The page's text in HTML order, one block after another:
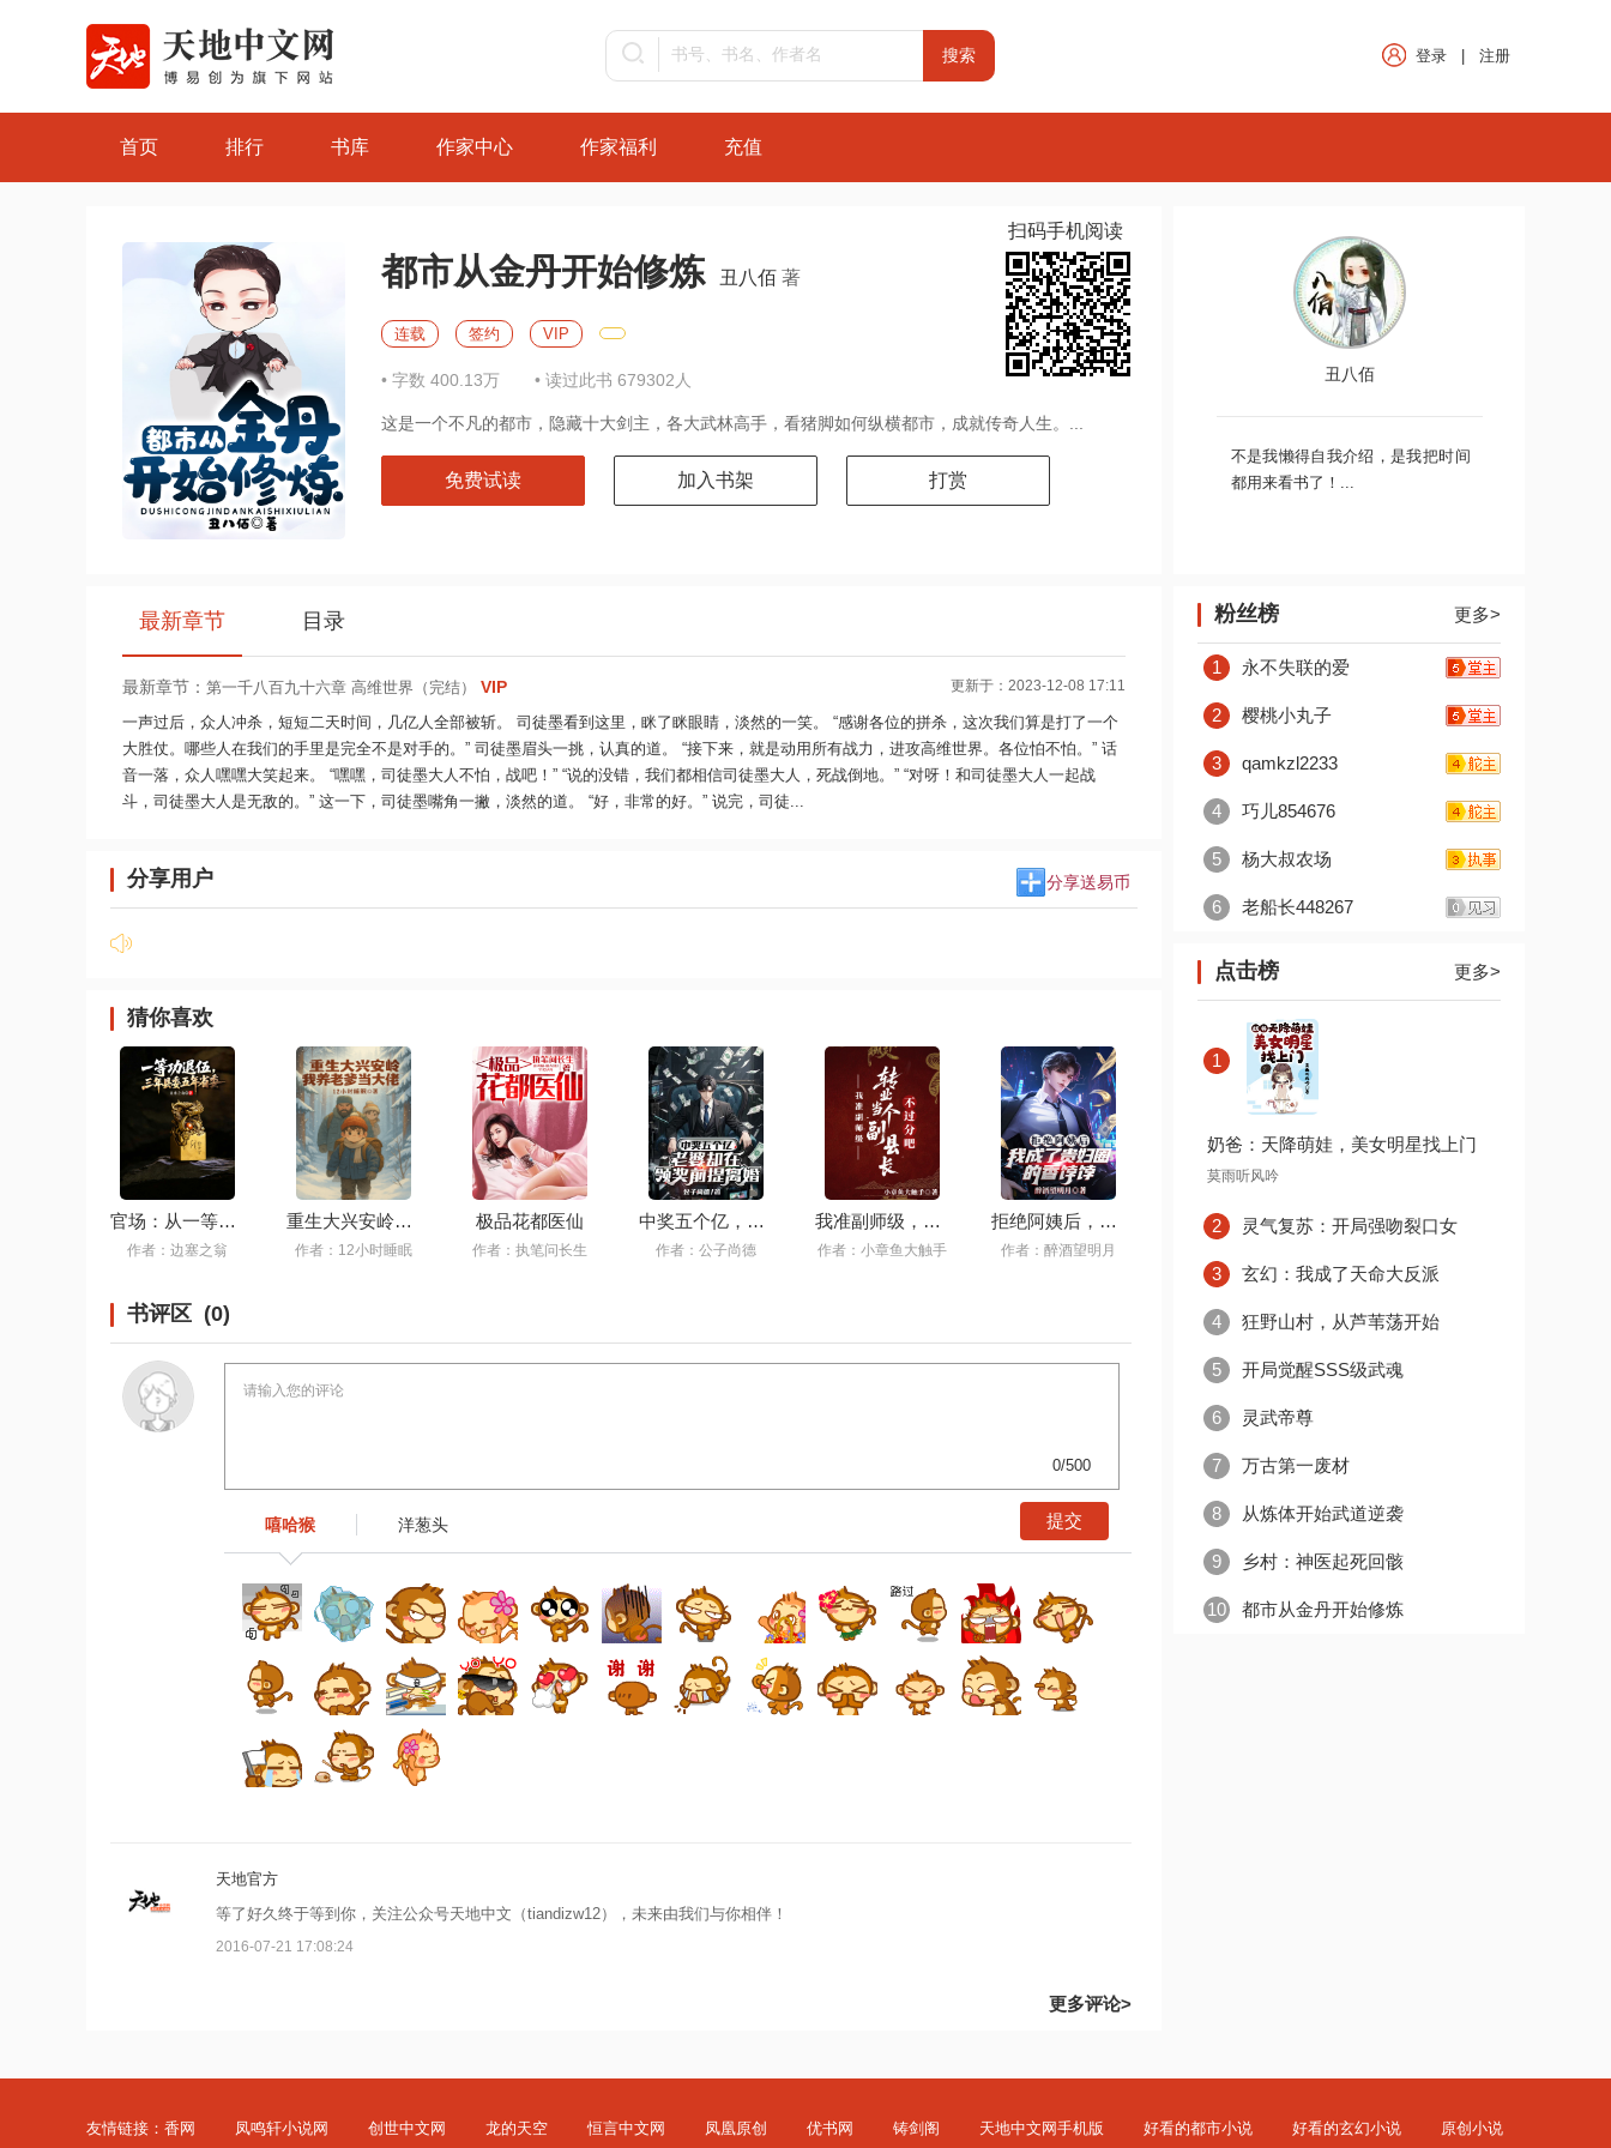
登录 注册
首页 排行 书库 作家中心 作家福利 充值
扫码手机阅读
都市从金丹开始修炼 丑八佰 著
连载 签约 VIP
• 字数 400.13万 • 读过此书 679302人
这是一个不凡的都市，隐藏十大剑主，各大武林高手，看猪脚如何纵横都市，成就传奇人生。...
免费试读 加入书架 打赏
丑八佰
不是我懒得自我介绍，是我把时间
都用来看书了！...
最新章节 目录
最新章节： 第一千八百九十六章 高维世界（完结） VIP 更新于：2023-12-08 17:11
一声过后，众人冲杀，短短二天时间，几亿人全部被斩。 司徒墨看到这里，眯了眯眼睛，淡然的一笑。 “感谢各位的拼杀，这次我们算是打了一个
大胜仗。哪些人在我们的手里是完全不是对手的。” 司徒墨眉头一挑，认真的道。 “接下来，就是动用所有战力，进攻高维世界。各位怕不怕。” 话
音一落，众人嘿嘿大笑起来。 “嘿嘿，司徒墨大人不怕，战吧！” “说的没错，我们都相信司徒墨大人，死战倒地。” “对呀！和司徒墨大人一起战
斗，司徒墨大人是无敌的。” 这一下，司徒墨嘴角一撇，淡然的道。 “好，非常的好。” 说完，司徒...
分享用户 分享送易币
即得易币，快将本书一键 分享给小伙伴们吧
猜你喜欢
官场：从一等功臣到政坛巅峰
作者：边塞之翁
重生大兴安岭，我养老爹当大佬
作者：12小时睡眠
极品花都医仙
作者：执笔问长生
中奖五个亿，老婆却在领奖前提离婚
作者：公子尚德
我准副师级，转业当个副县长不过分吧
作者：小章鱼大触手
拒绝阿姨后，我成了贵妇圈的香饽饽
作者：醉酒望明月
书评区 (0)
0/500
嘻哈猴 洋葱头
天地官方
等了好久终于等到你，关注公众号天地中文（tiandizw12），未来由我们与你相伴！
2016-07-21 17:08:24
更多评论>
粉丝榜 更多>
1 永不失联的爱
2 樱桃小丸子
3 qamkzl2233
4 巧儿854676
5 杨大叔农场
6 老船长448267
点击榜 更多>
1
奶爸：天降萌娃，美女明星找上门
莫雨听风吟
2 灵气复苏：开局强吻裂口女
3 玄幻：我成了天命大反派
4 狂野山村，从芦苇荡开始
5 开局觉醒SSS级武魂
6 灵武帝尊
7 万古第一废材
8 从炼体开始武道逆袭
9 乡村：神医起死回骸
10 都市从金丹开始修炼
友情链接： 香网 凤鸣轩小说网 创世中文网 龙的天空 恒言中文网 凤凰原创 优书网 铸剑阁 天地中文网手机版 好看的都市小说 好看的玄幻小说 原创小说